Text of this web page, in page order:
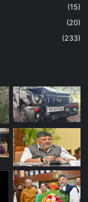
(15)
(20)
(233)